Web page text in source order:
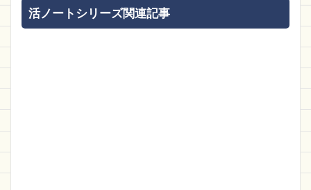
活ノートシリーズ関連記事